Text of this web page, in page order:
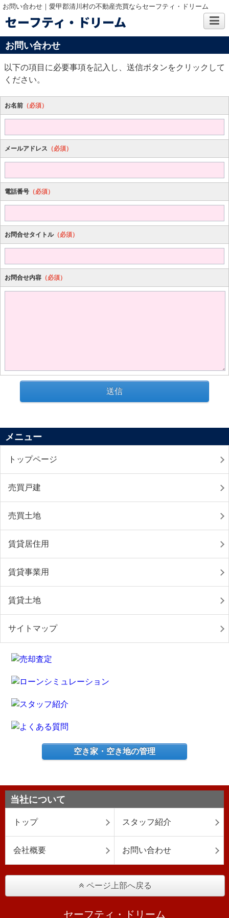
お問い合わせ｜愛甲郡清川村の不動産売買ならセーフティ・ドリーム
セーフティ・ドリーム
お問い合わせ
以下の項目に必要事項を記入し、送信ボタンをクリックして
ください。
お名前 （必須）
メールアドレス （必須）
電話番号 （必須）
お問合せタイトル（必須）
お問合せ内容 （必須）
送信
メニュー
トップページ
売買戸建
売買土地
賃貸居住用
賃貸事業用
賃貸土地
サイトマップ
空き家・空き地の管理
当社について
トップ スタッフ紹介
会社概要 お問い合わせ
ページ上部へ戻る
セーフティ・ドリーム